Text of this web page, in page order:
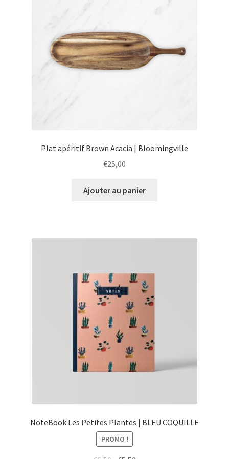
Plat apéritif Brown Acacia | Bloomingville
€25,00
Ajouter au panier
NoteBook Les Petites Plantes | BLEU COQUILLE
PROMO !